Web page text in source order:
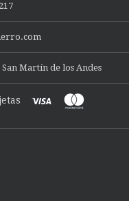
San Martín de los Andes